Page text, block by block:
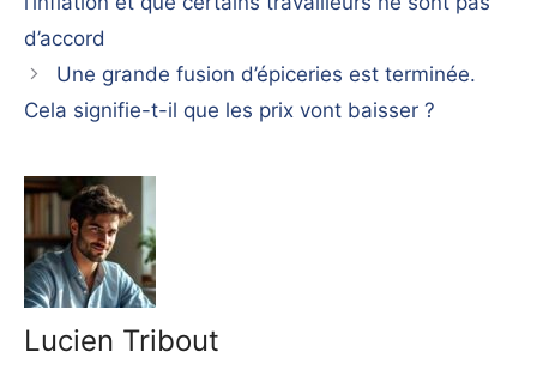
d’accord
Une grande fusion d’épiceries est terminée.
Cela signifie-t-il que les prix vont baisser ?
Lucien Tribout